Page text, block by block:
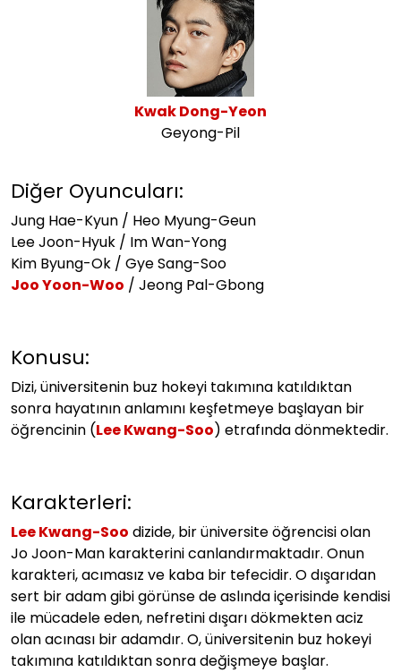
Kwak Dong-Yeon
Geyong-Pil
Diğer Oyuncuları:
Jung Hae-Kyun / Heo Myung-Geun
Lee Joon-Hyuk / Im Wan-Yong
Kim Byung-Ok / Gye Sang-Soo
Joo Yoon-Woo / Jeong Pal-Gbong
Konusu:
Dizi, üniversitenin buz hokeyi takımına katıldıktan
sonra hayatının anlamını keşfetmeye başlayan bir
öğrencinin (Lee Kwang-Soo) etrafında dönmektedir.
Karakterleri:
Lee Kwang-Soo dizide, bir üniversite öğrencisi olan
Jo Joon-Man karakterini canlandırmaktadır. Onun
karakteri, acımasız ve kaba bir tefecidir. O dışarıdan
sert bir adam gibi görünse de aslında içerisinde kendisi
ile mücadele eden, nefretini dışarı dökmekten aciz
olan acınası bir adamdır. O, üniversitenin buz hokeyi
takımına katıldıktan sonra değişmeye başlar.